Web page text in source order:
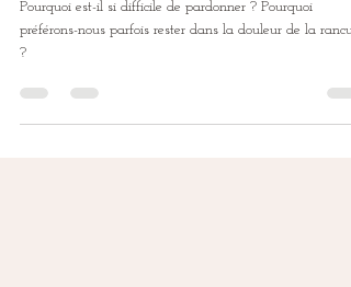
et Guérir ? Comment Pardonner ?
Pourquoi est-il si difficile de pardonner ? Pourquoi
?